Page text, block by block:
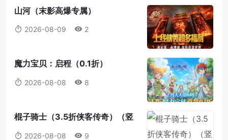
山河（末影高爆专属）
2026-08-09 2
魔力宝贝：启程（0.1折）
2026-08-08 8
棍子骑士（3.5折侠客传奇）（竖
屏传奇）
2026-08-08 9